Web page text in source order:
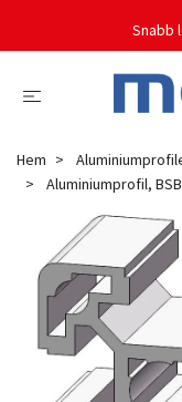
Snabb
Hem
Aluminiumprofil,